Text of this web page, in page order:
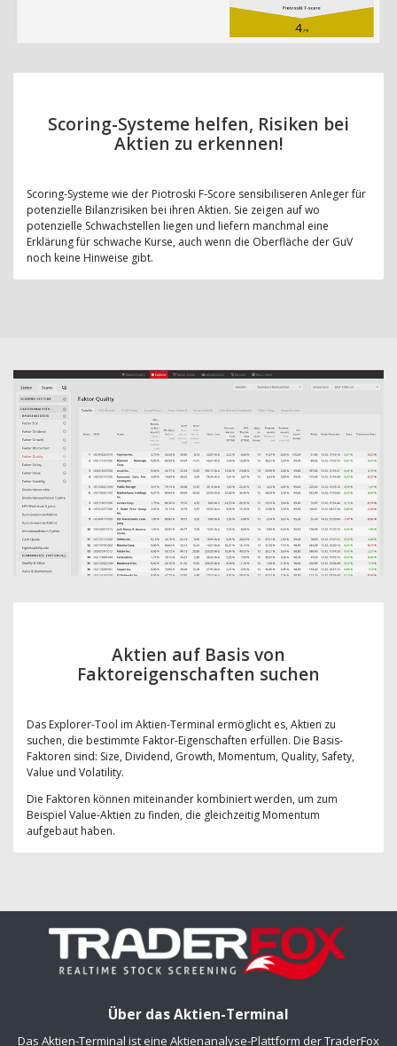
Scoring-Systeme helfen, Risiken bei
Aktien zu erkennen!
Scoring-Systeme wie der Piotroski F-Score sensibiliseren Anleger für
potenzielle Bilanzrisiken bei ihren Aktien. Sie zeigen auf wo
potenzielle Schwachstellen liegen und liefern manchmal eine
Erklärung für schwache Kurse, auch wenn die Oberfläche der GuV
noch keine Hinweise gibt.
Aktien auf Basis von
Faktoreigenschaften suchen
Das Explorer-Tool im Aktien-Terminal ermöglicht es, Aktien zu
suchen, die bestimmte Faktor-Eigenschaften erfüllen. Die Basis-
Faktoren sind: Size, Dividend, Growth, Momentum, Quality, Safety,
Value und Volatility.
Die Faktoren können miteinander kombiniert werden, um zum
Beispiel Value-Aktien zu finden, die gleichzeitig Momentum
aufgebaut haben.
Über das Aktien-Terminal
Das Aktien-Terminal ist eine Aktienanalyse-Plattform der TraderFox